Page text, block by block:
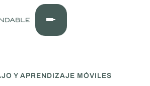
Y APRENDIZAJE MÓVILES